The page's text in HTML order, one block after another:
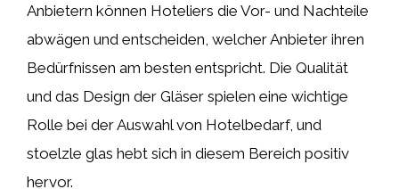
Anbietern können Hoteliers die Vor- und Nachteile
abwägen und entscheiden, welcher Anbieter ihren
Bedürfnissen am besten entspricht. Die Qualität
und das Design der Gläser spielen eine wichtige
Rolle bei der Auswahl von Hotelbedarf, und
stoelzle glas hebt sich in diesem Bereich positiv
hervor.